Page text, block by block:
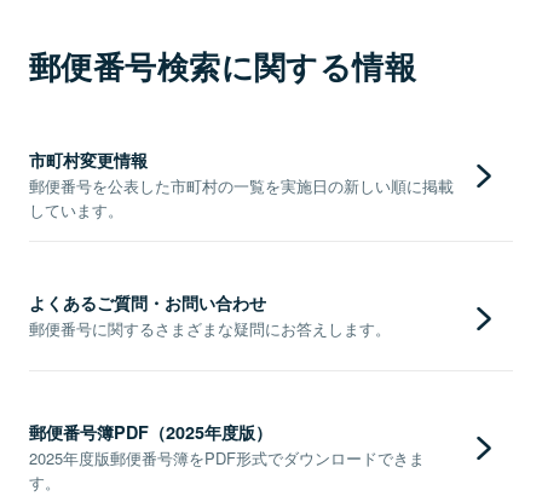
郵便番号検索に関する情報
市町村変更情報
郵便番号を公表した市町村の一覧を実施日の新しい順に掲載
しています。
よくあるご質問・お問い合わせ
郵便番号に関するさまざまな疑問にお答えします。
郵便番号簿PDF（2025年度版）
2025年度版郵便番号簿をPDF形式でダウンロードできま
す。